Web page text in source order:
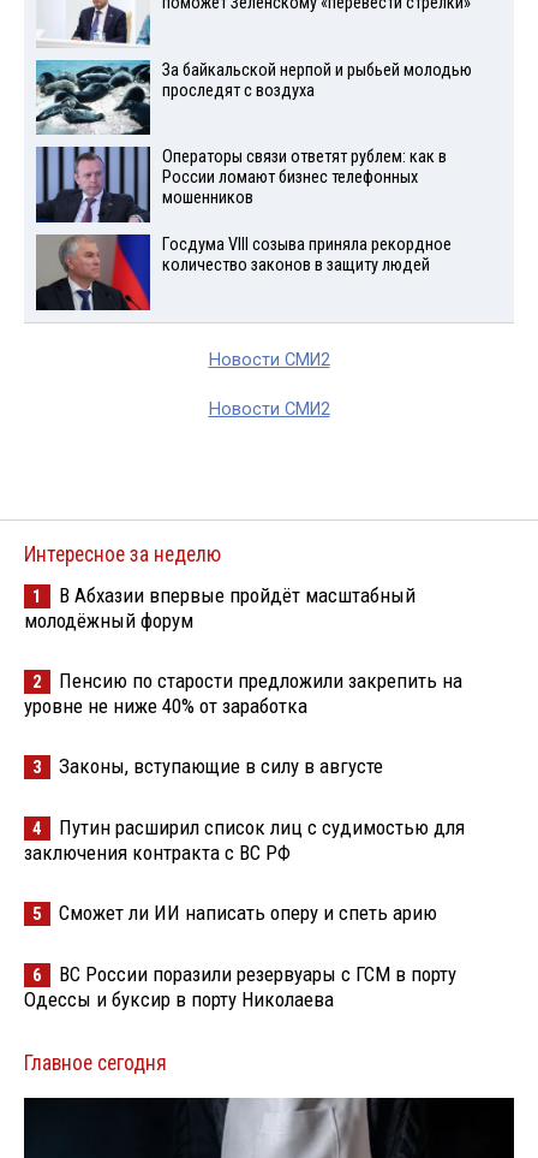
За байкальской нерпой и рыбьей молодью
проследят с воздуха
Операторы связи ответят рублем: как в
России ломают бизнес телефонных
мошенников
Госдума VIII созыва приняла рекордное
количество законов в защиту людей
Новости СМИ2
Новости СМИ2
Интересное за неделю
1
В Абхазии впервые пройдёт масштабный
молодёжный форум
2
Пенсию по старости предложили закрепить на
уровне не ниже 40% от заработка
3 Законы, вступающие в силу в августе
4
Путин расширил список лиц с судимостью для
заключения контракта с ВС РФ
5 Сможет ли ИИ написать оперу и спеть арию
6
ВС России поразили резервуары с ГСМ в порту
Одессы и буксир в порту Николаева
Главное сегодня